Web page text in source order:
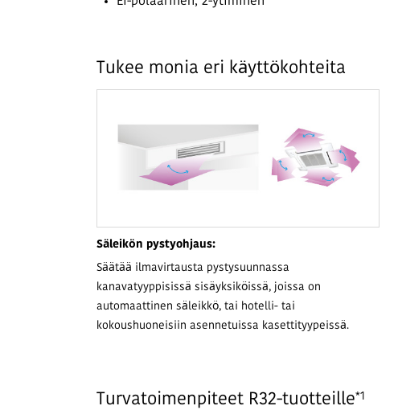
Tukee monia eri käyttökohteita
Säleikön pystyohjaus:
Säätää ilmavirtausta pystysuunnassa
kanavatyyppisissä sisäyksiköissä, joissa on
automaattinen säleikkö, tai hotelli- tai
kokoushuoneisiin asennetuissa kasettityypeissä.
Turvatoimenpiteet R32-tuotteille*1